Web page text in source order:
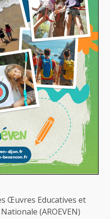
Œuvres Educatives et
(AROEVEN)